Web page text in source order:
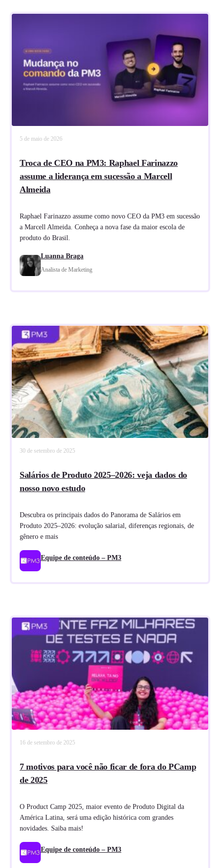
5 de maio de 2026
Troca de CEO na PM3: Raphael Farinazzo
assume a liderança em sucessão a Marcell
Almeida
Raphael Farinazzo assume como novo CEO da PM3 em sucessão
a Marcell Almeida. Conheça a nova fase da maior escola de
produto do Brasil.
Luanna Braga
Analista de Marketing
30 de setembro de 2025
Salários de Produto 2025–2026: veja dados do
nosso novo estudo
Descubra os principais dados do Panorama de Salários em
Produto 2025–2026: evolução salarial, diferenças regionais, de
gênero e mais
Equipe de conteúdo – PM3
16 de setembro de 2025
7 motivos para você não ficar de fora do PCamp
de 2025
O Product Camp 2025, maior evento de Produto Digital da
América Latina, será uma edição histórica com grandes
novidades. Saiba mais!
Equipe de conteúdo – PM3